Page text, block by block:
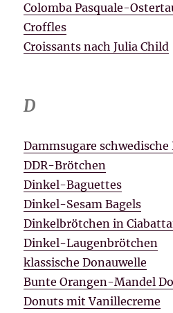
Colomba Pasquale-
Croffles
Croissants nach Julia Child
D
Dammsugare
DDR-Brötchen
Dinkel-Baguettes
Dinkel-Sesam Bagels
Dinkelbrötchen in
Dinkel-Laugenbrötchen
klassische Donauwelle
Bunte Orangen-Mandel
Donuts mit Vanillecreme